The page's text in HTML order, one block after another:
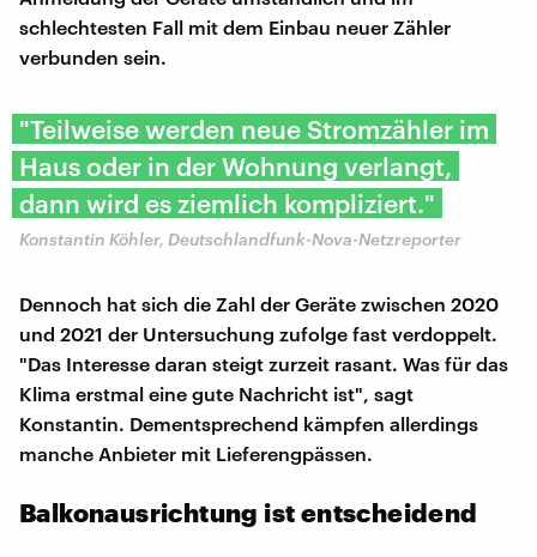
schlechtesten Fall mit dem Einbau neuer Zähler
verbunden sein.
"Teilweise werden neue Stromzähler im
Haus oder in der Wohnung verlangt,
dann wird es ziemlich kompliziert."
Konstantin Köhler, Deutschlandfunk-Nova-Netzreporter
Dennoch hat sich die Zahl der Geräte zwischen 2020
und 2021 der Untersuchung zufolge fast verdoppelt.
"Das Interesse daran steigt zurzeit rasant. Was für das
Klima erstmal eine gute Nachricht ist", sagt
Konstantin. Dementsprechend kämpfen allerdings
manche Anbieter mit Lieferengpässen.
Balkonausrichtung ist entscheidend